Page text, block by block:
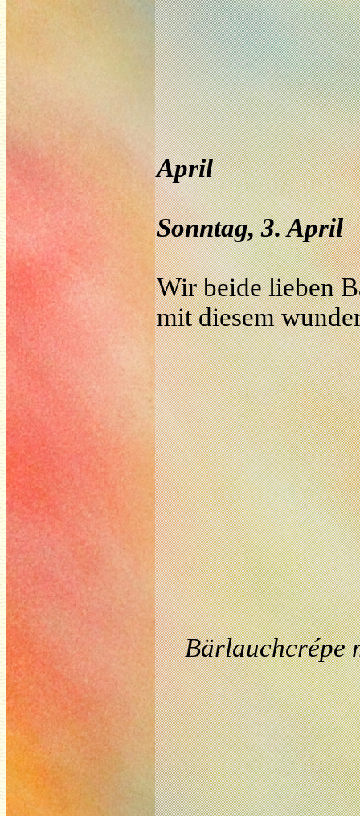
April
Sonntag, 3. April
Wir beide lieben
mit diesem
Bärlauchcrépe